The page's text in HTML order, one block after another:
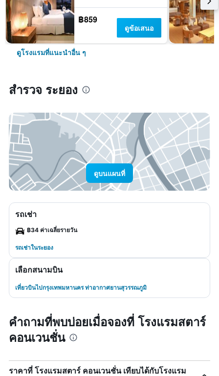
฿859
ดูข้อเสนอ
ดูโรงแรมที่แนะนำอื่น ๆ
สำรวจ ระยอง
ดูบนแผนที่
รถเช่า
฿34 ค่าเฉลี่ยรายวัน
รถเช่าในระยอง
เลือกสนามบิน
เที่ยวบินไปกรุงเทพมหานคร ท่าอากาศยานสุวรรณภูมิ
คำถามที่พบบ่อยเมื่อจองที่ โรงแรมสตาร์
คอนเวนชั่น
ราคาที่ โรงแรมสตาร์ คอนเวนชั่น เทียบได้กับโรงแรม